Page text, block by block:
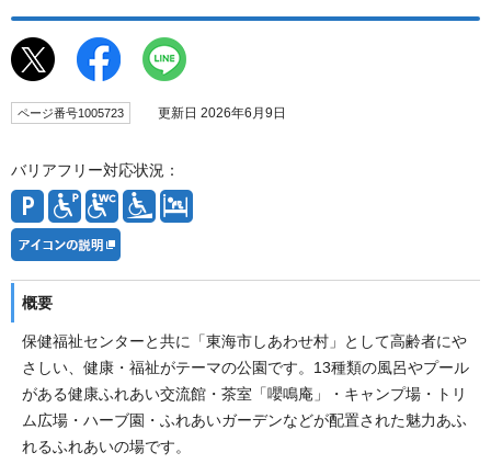
ページ番号1005723 更新日 2026年6月9日
バリアフリー対応状況：
概要
保健福祉センターと共に「東海市しあわせ村」として高齢者にや
さしい、健康・福祉がテーマの公園です。13種類の風呂やプール
がある健康ふれあい交流館・茶室「嚶鳴庵」・キャンプ場・トリ
ム広場・ハーブ園・ふれあいガーデンなどが配置された魅力あふ
れるふれあいの場です。